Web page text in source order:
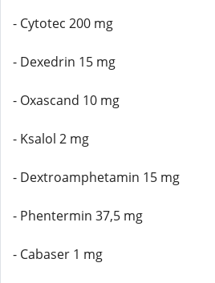
- Cytotec 200 mg
- Dexedrin 15 mg
- Oxascand 10 mg
- Ksalol 2 mg
- Dextroamphetamin 15 mg
- Phentermin 37,5 mg
- Cabaser 1 mg